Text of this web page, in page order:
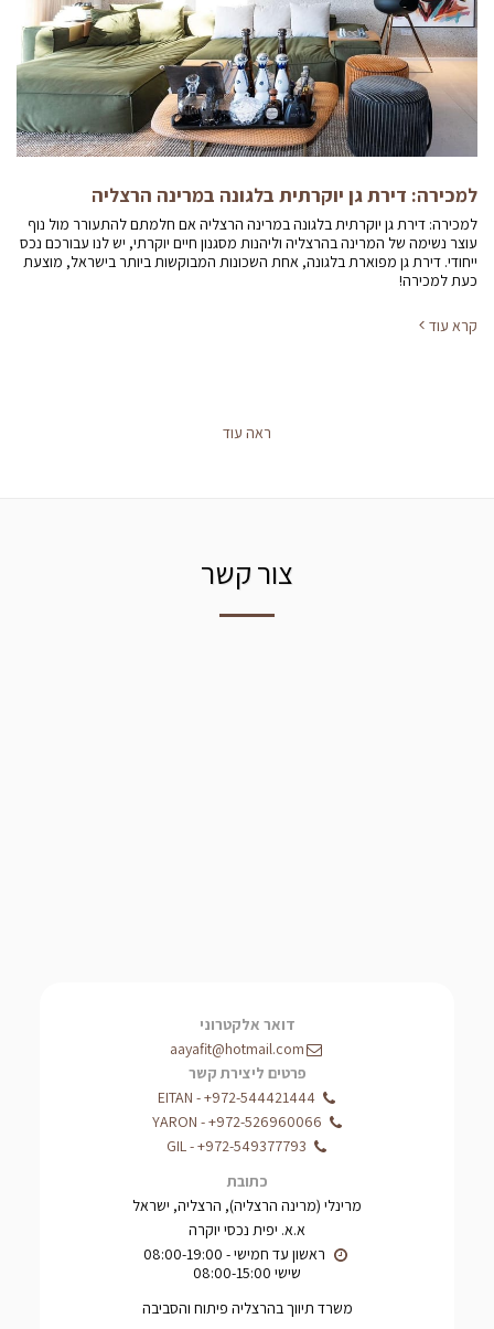
למכירה: דירת גן יוקרתית בלגונה במרינה הרצליה
למכירה: דירת גן יוקרתית בלגונה במרינה הרצליה אם חלמתם להתעורר מול נוף
עוצר נשימה של המרינה בהרצליה וליהנות מסגנון חיים יוקרתי, יש לנו עבורכם נכס
ייחודי. דירת גן מפוארת בלגונה, אחת השכונות המבוקשות ביותר בישראל, מוצעת
כעת למכירה!
קרא עוד
ראה עוד
צור קשר
דואר אלקטרוני
aayafit@hotmail.com
פרטים ליצירת קשר
+972-544421444
-
EITAN
+972-526960066
-
YARON
+972-549377793
-
GIL
כתובת
מרינלי (מרינה הרצליה), הרצליה, ישראל
א.א. יפית נכסי יוקרה
שישי 08:00-15:00
משרד תיווך בהרצליה פיתוח והסביבה